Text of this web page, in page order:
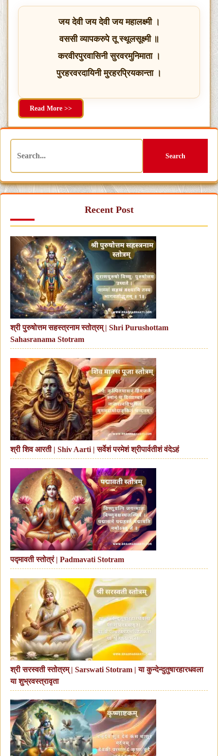
जय देवी जय देवी जय महालक्ष्मी ।
वससी व्यापकरुपे तू स्थूलसूक्ष्मी ॥
करवीरपुरवासिनी सुरवरमुनिमाता ।
पुरहरवरदायिनी मुरहरप्रियकान्ता ।
Read More >>
Search
Recent Post
श्री पुरुषोत्तम सहस्त्रनाम स्तोत्रम् | Shri Purushottam
Sahasranama Stotram
श्री शिव आरती | Shiv Aarti | सर्वेशं परमेशं श्रीपार्वतीशं वंदेऽहं
पद्मावती स्तोत्रं | Padmavati Stotram
श्री सरस्वती स्तोत्रम् | Sarswati Stotram | या कुन्देन्दुतुषारहारधवला
या शुभ्रवस्त्रावृता